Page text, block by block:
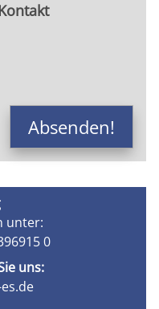
Absenden!
unter:
0
uns: